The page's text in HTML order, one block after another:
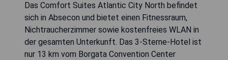
Das Comfort Suites Atlantic City North befindet
sich in Absecon und bietet einen Fitnessraum,
Nichtraucherzimmer sowie kostenfreies WLAN in
der gesamten Unterkunft. Das 3-Sterne-Hotel ist
nur 13 km vom Borgata Convention Center